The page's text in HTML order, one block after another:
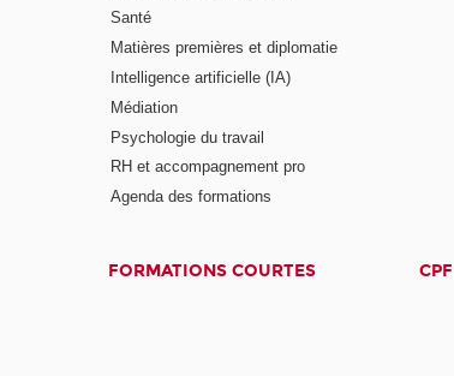
Santé
Matières premières et diplomatie
Intelligence artificielle (IA)
Médiation
Psychologie du travail
RH et accompagnement pro
Agenda des formations
FORMATIONS COURTES